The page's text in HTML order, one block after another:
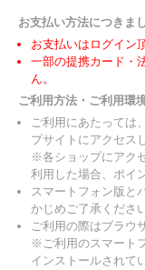
お支払い方法につきま
お支払いはログイン
一部の提携カード・
ん。
ご利用方法・ご利用環
ご利用にあたっては
プサイトにアクセス
※各ショップにアク
利用した場合、ポイ
スマートフォン版と
かじめご了承ください
ご利用の際はブラウ
※ご利用のスマート
インストールされて